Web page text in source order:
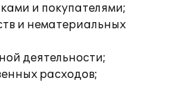
и покупателями;
и нематериальных
деятельности;
расходов;